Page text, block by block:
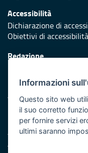
Accessibilità
Dichiarazione di
Obiettivi di accessibilità
Redazione
Protezione civile
Vai al sito di
Iniziativa finanziata
Asse XI
Informazioni
Questo sito web
il suo corretto
per fornire servizi
ultimi saranno